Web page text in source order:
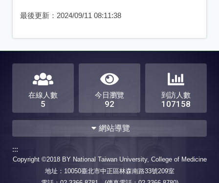
最後更新： 2024/09/11 08:11:38
在線人數
5
今日瀏覽
92
到訪人數
107158
網站導覽
最新消息
全部
招生
所辦公告 榮譽榜
組織架構
教學及研究設備
:::
Copyright ©2018 BY National Taiwan University, College of Medicine
地址：10050臺北市中正區林森南路33號209室